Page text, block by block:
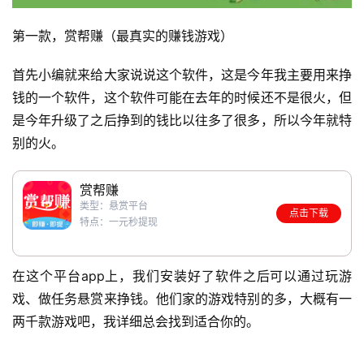
第一款，赏帮赚（最真实的赚钱游戏）
首先小编就来给大家说说这个软件，这是今年我主要用来挣
钱的一个软件，这个软件可能在去年的时候还不是很火，但
是今年升级了之后挣到的钱比以往多了很多，所以今年就特
别的火。
赏帮赚
类型：悬赏平台
特点：一元秒提现
点击下载
在这个平台app上，我们安装好了软件之后可以通过玩游
戏、做任务悬赏来挣钱。他们家的游戏特别的多，大概有一
两千款游戏吧，我详细总会找到适合你的。